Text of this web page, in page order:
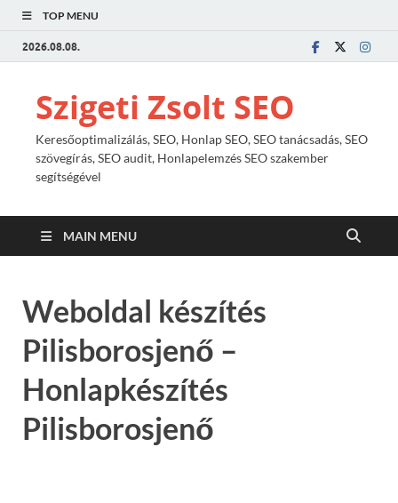
TOP MENU
2026.08.08.
Szigeti Zsolt SEO
Keresőoptimalizálás, SEO, Honlap SEO, SEO tanácsadás, SEO
szövegírás, SEO audit, Honlapelemzés SEO szakember
segítségével
MAIN MENU
Weboldal készítés
Pilisborosjenő –
Honlapkészítés
Pilisborosjenő